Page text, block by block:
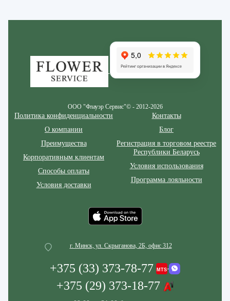
ООО "Флауэр Сервис"© - 2012-2026
Политика конфиденциальности
О компании
Преимущества
Корпоративным клиентам
Способы оплаты
Условия доставки
Контакты
Блог
Регистрация в торговом реестре
Республики Беларусь
Условия использования
Программа лояльности
г. Минск, ул. Скрыганова, 2Б, офис 312
+375 (33) 373-78-77
+375 (29) 373-18-77